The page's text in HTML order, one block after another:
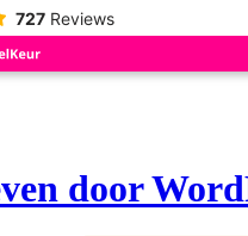
727 Reviews
door